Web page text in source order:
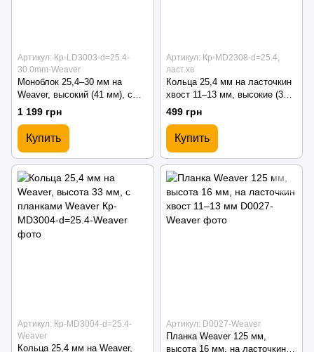
Артикул: Кр-LD3003-d=25.4-
30.0mm-Weaver
Моноблок 25,4–30 мм на
Weaver, высокий (41 мм), с
дополнительными планками
1 199 грн
Купить
Артикул: Кр-MD2308-d=25.4,
ласт.хв
Кольца 25,4 мм на ласточкин
хвост 11–13 мм, высокие (37
мм), с планками Weaver
499 грн
Купить
Артикул: Кр-MD3004-d=25.4-
Weaver
Кольца 25,4 мм на Weaver,
Артикул: D0027-Weaver
Планка Weaver 125 мм,
высота 16 мм, на ласточкин